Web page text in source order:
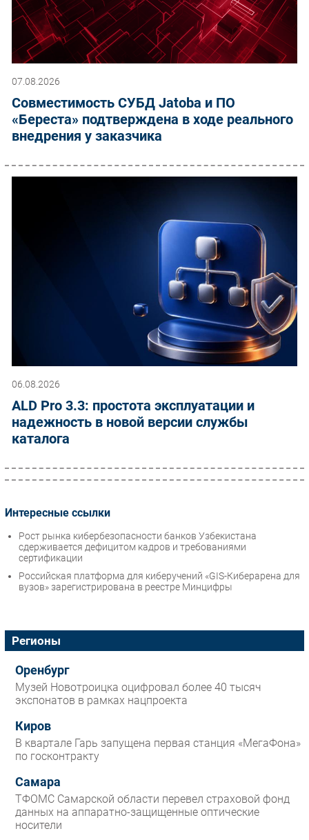
07.08.2026
Совместимость СУБД Jatoba и ПО
«Береста» подтверждена в ходе реального
внедрения у заказчика
06.08.2026
ALD Pro 3.3: простота эксплуатации и
надежность в новой версии службы
каталога
Интересные ссылки
Рост рынка кибербезопасности банков Узбекистана
сдерживается дефицитом кадров и требованиями
сертификации
Российская платформа для киберучений «GIS-Киберарена для
вузов» зарегистрирована в реестре Минцифры
Регионы
Оренбург
Музей Новотроицка оцифровал более 40 тысяч
экспонатов в рамках нацпроекта
Киров
В квартале Гарь запущена первая станция «МегаФона»
по госконтракту
Самара
ТФОМС Самарской области перевел страховой фонд
данных на аппаратно-защищенные оптические
носители